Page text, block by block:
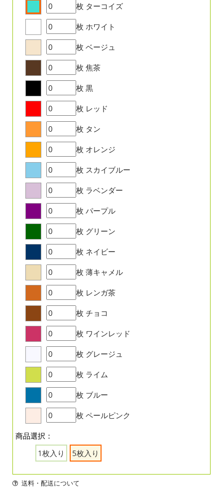
枚 ターコイズ
枚 ホワイト
枚 ベージュ
枚 焦茶
枚 黒
枚 レッド
枚 タン
枚 オレンジ
枚 スカイブルー
枚 ラベンダー
枚 パープル
枚 グリーン
枚 ネイビー
枚 薄キャメル
枚 レンガ茶
枚 チョコ
枚 ワインレッド
枚 グレージュ
枚 ライム
枚 ブルー
枚 ペールピンク
商品選択：
1枚入り
5枚入り
送料・配送について